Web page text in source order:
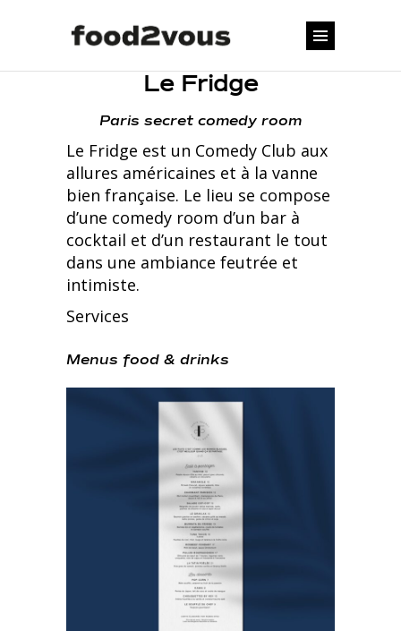
Le Fridge
Paris secret comedy room
Le Fridge est un Comedy Club aux
allures américaines et à la vanne
bien française. Le lieu se compose
d’une comedy room d’un bar à
cocktail et d’un restaurant le tout
dans une ambiance feutrée et
intimiste.
Services
Menus food & drinks